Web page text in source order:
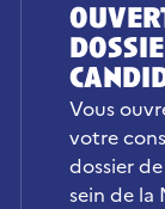
Vous
votre
dossier
sein de la